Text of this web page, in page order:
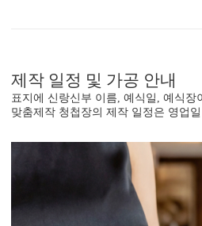
제작 일정 및 가공 안내
표지에 신랑신부 이름, 예식일, 예식장
맞춤제작 청첩장의 제작 일정은 영업